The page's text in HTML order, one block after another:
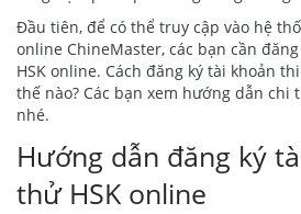
Đầu tiên, để có thể truy cập vào hệ
online ChineMaster, các bạn cần
HSK online. Cách đăng ký tài khoản
thế nào? Các bạn xem hướng dẫn
nhé.
Hướng dẫn đăng ký
thử HSK online